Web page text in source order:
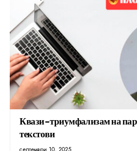
Квази-триумфализам на
текстови